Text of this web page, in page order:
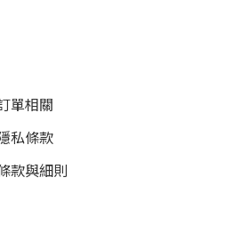
單相關
私條款
款與細則